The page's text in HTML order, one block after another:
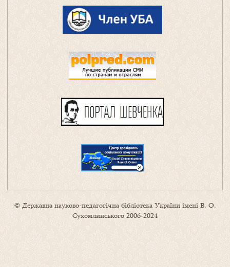
© Державна науково-педагогічна бібліотека України імені В. О.
Сухомлинського 2006-2024